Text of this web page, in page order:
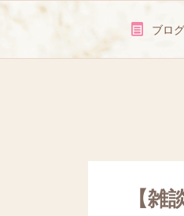
ブロ
【